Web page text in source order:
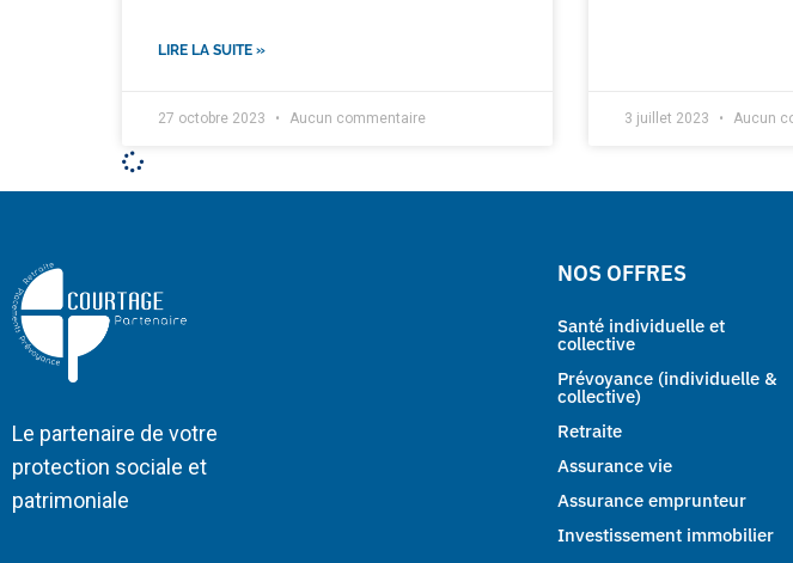
LIRE LA SUITE »
27 octobre 2023 Aucun commentaire 3 juillet 2023 Aucun
Le partenaire de votre
protection sociale et
patrimoniale
NOS OFFRES
Santé individuelle et
collective
Prévoyance (individuelle &
collective)
Retraite
Assurance vie
Assurance emprunteur
Investissement immobilier